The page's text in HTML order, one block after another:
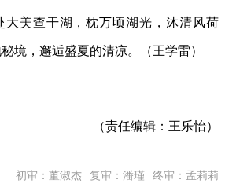
大美查干湖，枕万顷湖光，沐清风荷
境，邂逅盛夏的清凉。（王学雷）
（责任编辑： 王乐怡）
初审：董淑杰 复审：潘瑾 终审：孟莉莉